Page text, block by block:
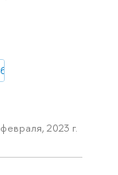
2023 г.